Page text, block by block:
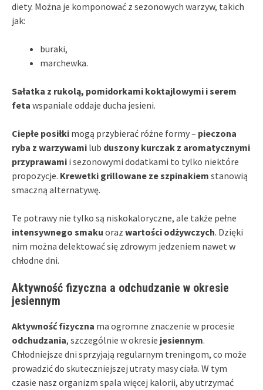
diety. Można je komponować z sezonowych warzyw, takich
jak:
buraki,
marchewka.
Sałatka z rukolą, pomidorkami koktajlowymi i serem
feta wspaniale oddaje ducha jesieni.
Ciepłe posiłki mogą przybierać różne formy – pieczona
ryba z warzywami lub duszony kurczak z aromatycznymi
przyprawami i sezonowymi dodatkami to tylko niektóre
propozycje. Krewetki grillowane ze szpinakiem stanowią
smaczną alternatywę.
Te potrawy nie tylko są niskokaloryczne, ale także pełne
intensywnego smaku oraz wartości odżywczych. Dzięki
nim można delektować się zdrowym jedzeniem nawet w
chłodne dni.
Aktywność fizyczna a odchudzanie w okresie
jesiennym
Aktywność fizyczna ma ogromne znaczenie w procesie
odchudzania, szczególnie w okresie jesiennym.
Chłodniejsze dni sprzyjają regularnym treningom, co może
prowadzić do skuteczniejszej utraty masy ciała. W tym
czasie nasz organizm spala więcej kalorii, aby utrzymać